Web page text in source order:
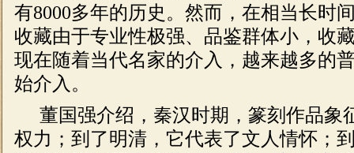
有8000多年的历史。然而，在相当长时
收藏由于专业性极强、品鉴群体小，收
现在随着当代名家的介入，越来越多的
始介入。
董国强介绍，秦汉时期，篆刻作品象
权力；到了明清，它代表了文人情怀；